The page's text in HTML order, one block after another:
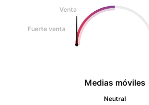
Venta
Fuerte venta
Medias móviles
Neutral